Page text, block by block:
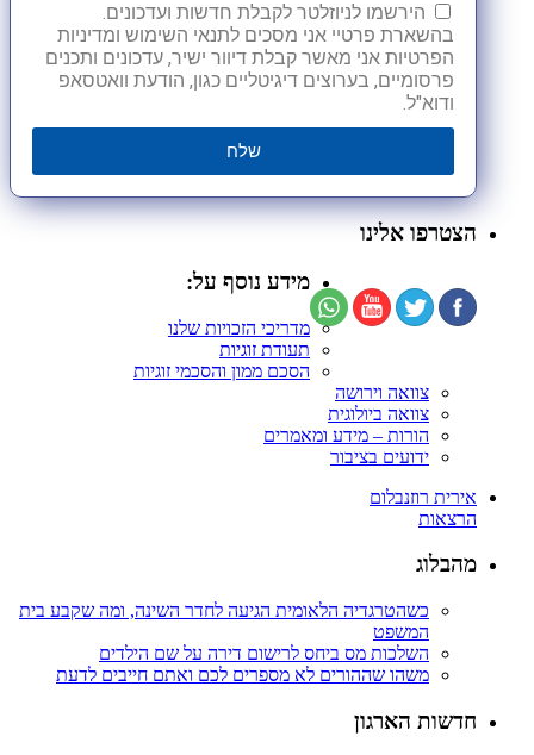
הירשמו לניוזלטר לקבלת חדשות ועדכונים.
בהשארת פרטיי אני מסכים לתנאי השימוש ומדיניות
הפרטיות אני מאשר קבלת דיוור ישיר, עדכונים ותכנים
פרסומיים, בערוצים דיגיטליים כגון, הודעת וואטסאפ
ודוא"ל.
שלח
הצטרפו אלינו
מידע נוסף על:
מדריכי הזכויות שלנו
תעודת זוגיות
הסכם ממון והסכמי זוגיות
צוואה וירושה
צוואה ביולוגית
הורות – מידע ומאמרים
ידועים בציבור
אירית רוזנבלום
הרצאות
מהבלוג
כשהטרגדיה הלאומית הגיעה לחדר השינה, ומה שקבע בית
המשפט
השלכות מס ביחס לרישום דירה על שם הילדים
משהו שההורים לא מספרים לכם ואתם חייבים לדעת
חדשות הארגון